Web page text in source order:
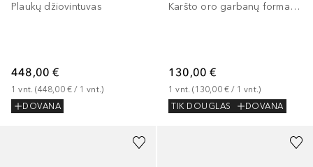
Plaukų džiovintuvas
448,00 €
1 vnt. (448,00 € / 1 vnt.)
DOVANA
Karšto oro garbanų formavimo prietaisas
130,00 €
1 vnt. (130,00 € / 1 vnt.)
TIK DOUGLAS
DOVANA